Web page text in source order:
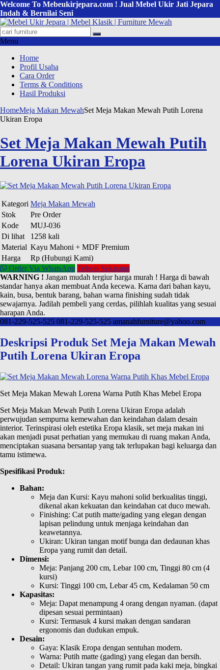
Welcome To Mebeukirjepara.com ! Jual Mebel Ukir Jati Jepara
Indah & Bernilai Seni
Menu
Home
Profil Usaha
Cara Order
Terms & Conditions
Hasil Produksi
HomeMeja Makan MewahSet Meja Makan Mewah Putih Lorena
Ukiran Eropa
Set Meja Makan Mewah Putih
Lorena Ukiran Eropa
Kategori Meja Makan Mewah
Stok
Pre Order
Kode
MUJ-036
Di lihat
1258 kali
Material Kayu Mahoni + MDF Premium
Harga
Rp (Hubungi Kami)
Order Via WhatsApp Telpon Sekarang
WARNING ! Jangan mudah tergiur harga murah ! Harga di bawah
standar hanya akan membuat Anda kecewa. Karna dari bahan kayu,
kain, busa, bentuk barang, bahan warna finishing sudah tidak
sewajarnya. Jadilah pembeli yang cerdas, pilihlah kualitas yang sesuai
harapan Anda.
081-229-525-525 081-229-525-525 amanahfurniture@yahoo.com
Deskripsi Produk Set Meja Makan Mewah
Putih Lorena Ukiran Eropa
Set Meja Makan Mewah Lorena Warna Putih Khas Mebel Eropa
Set Meja Makan Mewah Putih Lorena Ukiran Eropa adalah
perwujudan sempurna kemewahan dan keindahan dalam desain
interior. Terinspirasi oleh estetika Eropa klasik, set meja makan ini
akan menjadi pusat perhatian yang memukau di ruang makan Anda,
menciptakan suasana bersantap yang tak terlupakan bagi keluarga dan
tamu istimewa.
Spesifikasi Produk:
Bahan:
Meja dan Kursi: Kayu mahoni solid berkualitas tinggi,
dikenal akan kekuatan dan keindahan cat duco mewah.
Finishing: Cat putih matte/gading yang elegan dengan
lapisan pelindung untuk menjaga keindahan dan
keawetannya.
Ukiran: Ukiran tangan motif bunga dan dedaunan khas
Eropa yang rumit dan detail.
Dimensi:
Meja: Panjang 200 cm, Lebar 100 cm, Tinggi 80 cm (4
kursi)
Kursi: Tinggi 100 cm, Lebar 45 cm, Kedalaman 50 cm
Kapasitas:
Meja: Dapat menampung 4 orang dengan nyaman. (dapat
dipesan sesuai permintaan)
Kursi: Termasuk 4 kursi makan dengan sandaran
ergonomis dan dudukan empuk.
Desain:
Gaya: Klasik Eropa dengan sentuhan modern.
Warna: Putih matte (gading) yang elegan dan bersih.
Detail: Ukiran tangan yang rumit pada kaki meja, bingkai